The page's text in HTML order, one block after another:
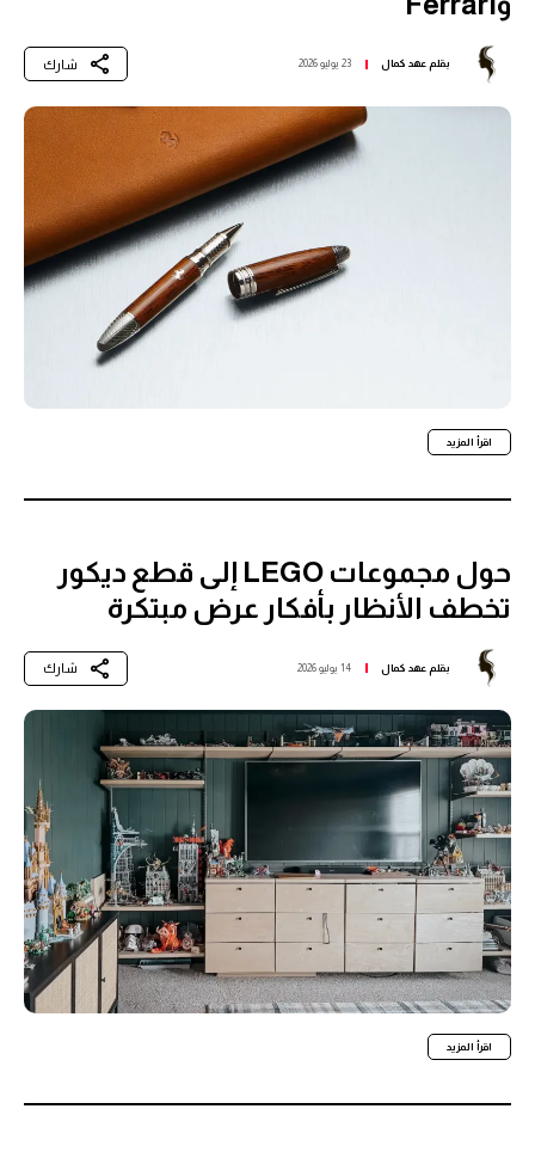
بقلمعهد كمال 23 يوليو 2026 شارك
اقرأ المزيد
حول مجموعات LEGO إلى قطع ديكور
تخطف الأنظار بأفكار عرض مبتكرة
بقلم عهد كمال 14 يوليو 2026 شارك
اقرأ المزيد